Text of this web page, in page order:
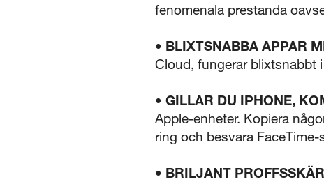
fenomenala prestanda
• BLIXTSNABBA APPAR
Cloud, fungerar blixtsnabbt
• GILLAR DU IPHONE,
Apple-enheter. Kopiera
ring och besvara
• BRILJANT